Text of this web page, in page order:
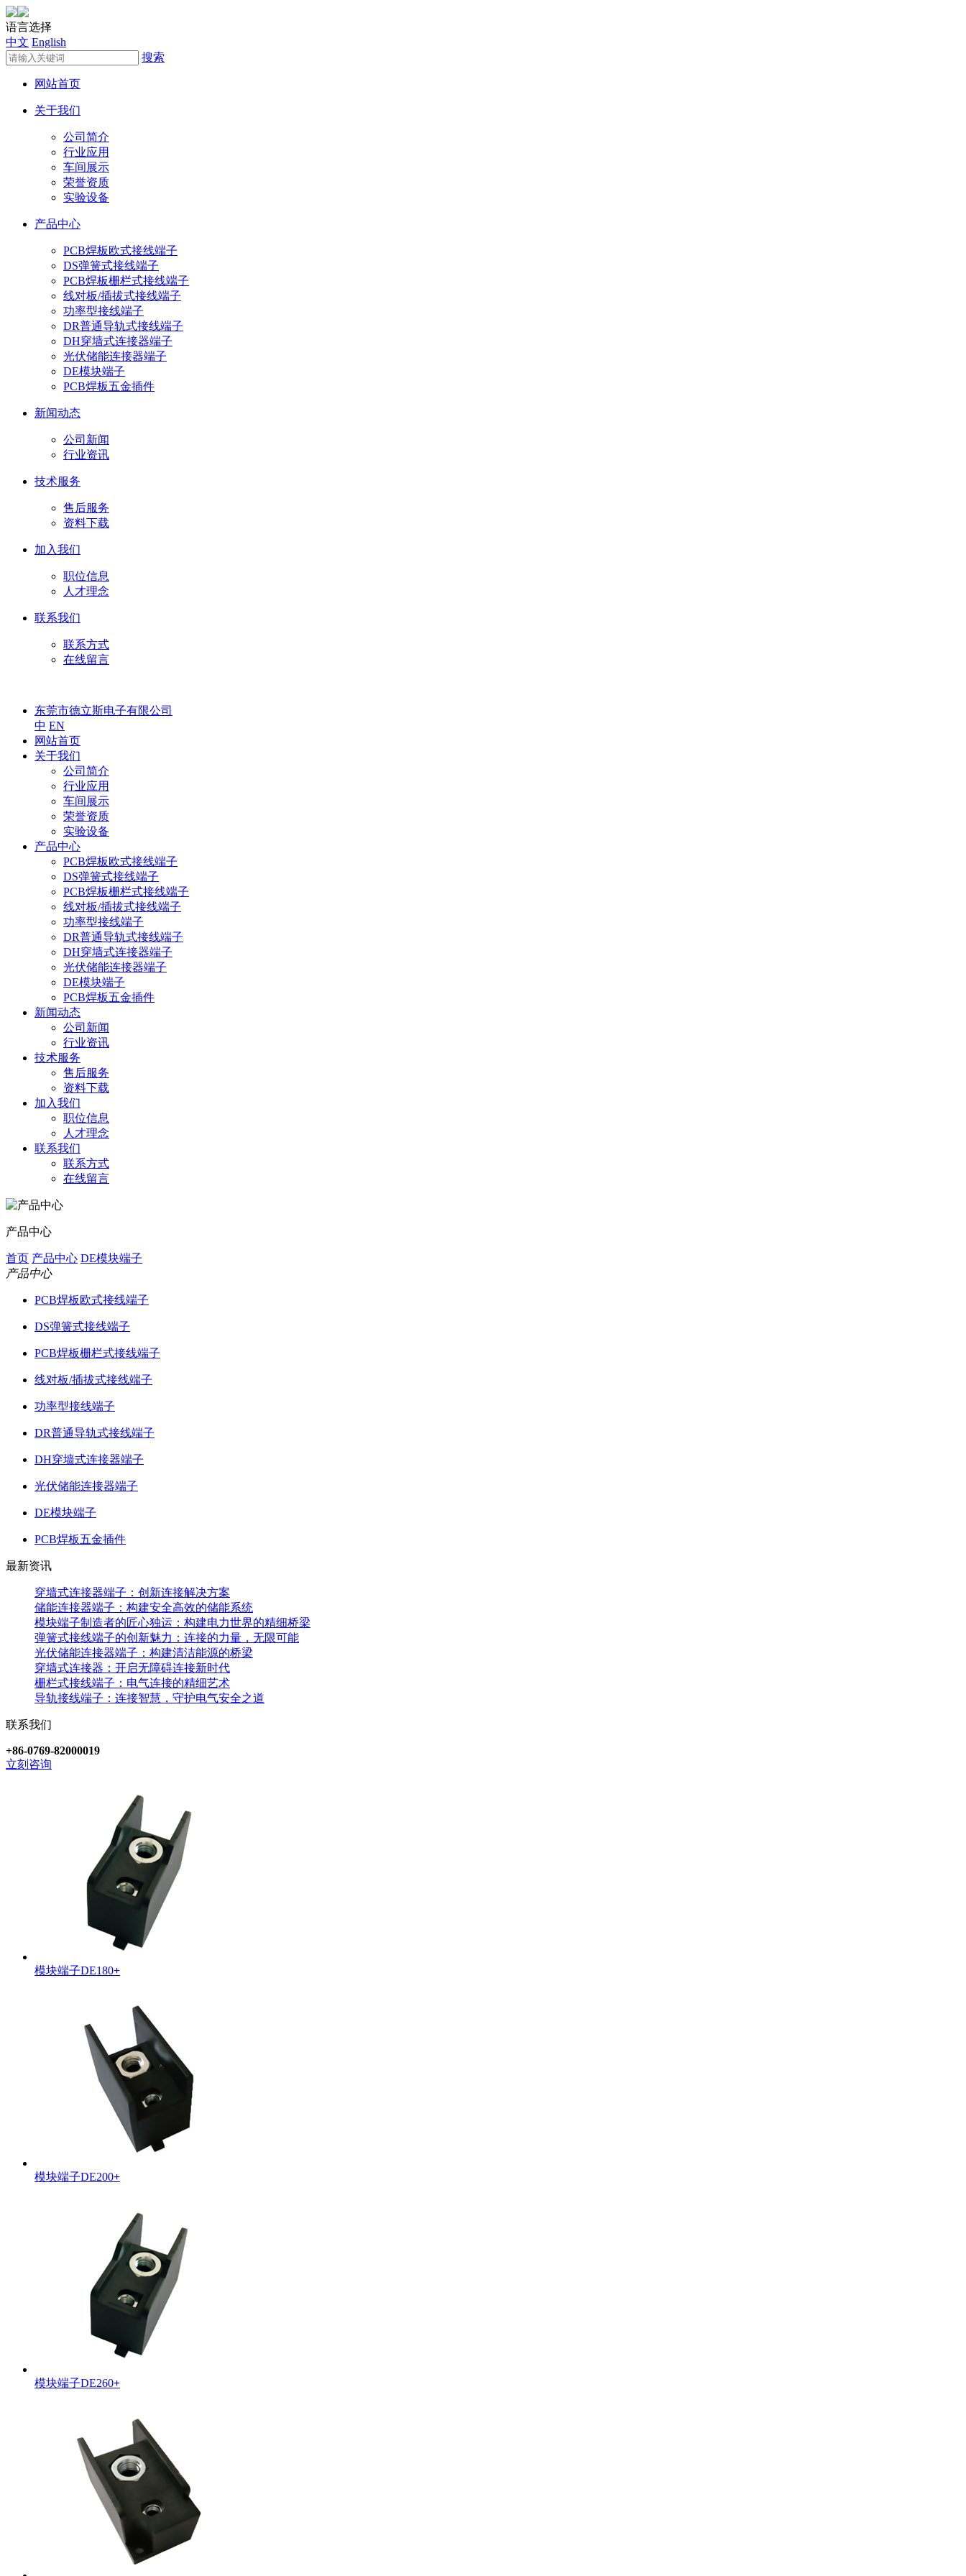
语言选择
中文 English
搜索
网站首页
关于我们
公司简介
行业应用
车间展示
荣誉资质
实验设备
产品中心
PCB焊板欧式接线端子
DS弹簧式接线端子
PCB焊板栅栏式接线端子
线对板/插拔式接线端子
功率型接线端子
DR普通导轨式接线端子
DH穿墙式连接器端子
光伏储能连接器端子
DE模块端子
PCB焊板五金插件
新闻动态
公司新闻
行业资讯
技术服务
售后服务
资料下载
加入我们
职位信息
人才理念
联系我们
联系方式
在线留言
东莞市德立斯电子有限公司
中 EN
网站首页
关于我们
公司简介
行业应用
车间展示
荣誉资质
实验设备
产品中心
PCB焊板欧式接线端子
DS弹簧式接线端子
PCB焊板栅栏式接线端子
线对板/插拔式接线端子
功率型接线端子
DR普通导轨式接线端子
DH穿墙式连接器端子
光伏储能连接器端子
DE模块端子
PCB焊板五金插件
新闻动态
公司新闻
行业资讯
技术服务
售后服务
资料下载
加入我们
职位信息
人才理念
联系我们
联系方式
在线留言
产品中心
首页 产品中心 DE模块端子
产品中心
PCB焊板欧式接线端子
DS弹簧式接线端子
PCB焊板栅栏式接线端子
线对板/插拔式接线端子
功率型接线端子
DR普通导轨式接线端子
DH穿墙式连接器端子
光伏储能连接器端子
DE模块端子
PCB焊板五金插件
最新资讯
穿墙式连接器端子：创新连接解决方案
储能连接器端子：构建安全高效的储能系统
模块端子制造者的匠心独运：构建电力世界的精细桥梁
弹簧式接线端子的创新魅力：连接的力量，无限可能
光伏储能连接器端子：构建清洁能源的桥梁
穿墙式连接器：开启无障碍连接新时代
栅栏式接线端子：电气连接的精细艺术
导轨接线端子：连接智慧，守护电气安全之道
联系我们
+86-0769-82000019
立刻咨询
模块端子DE180+
模块端子DE200+
模块端子DE260+